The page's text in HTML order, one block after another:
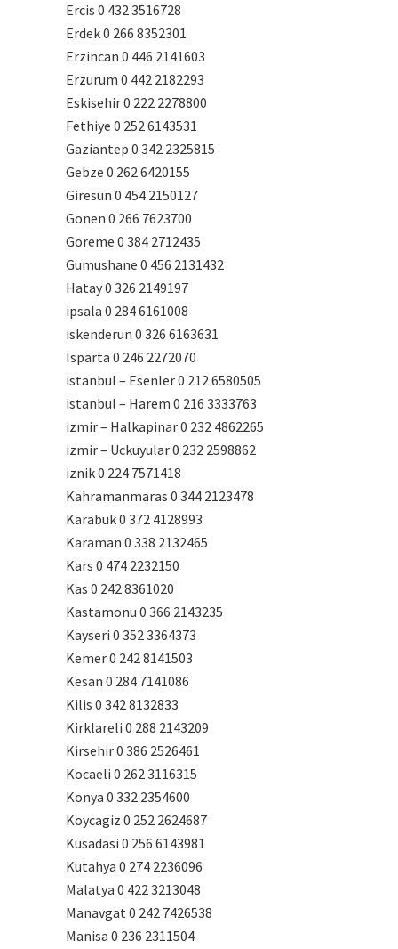
Ercis 0 432 3516728
Erdek 0 266 8352301
Erzincan 0 446 2141603
Erzurum 0 442 2182293
Eskisehir 0 222 2278800
Fethiye 0 252 6143531
Gaziantep 0 342 2325815
Gebze 0 262 6420155
Giresun 0 454 2150127
Gonen 0 266 7623700
Goreme 0 384 2712435
Gumushane 0 456 2131432
Hatay 0 326 2149197
ipsala 0 284 6161008
iskenderun 0 326 6163631
Isparta 0 246 2272070
istanbul – Esenler 0 212 6580505
istanbul – Harem 0 216 3333763
izmir – Halkapinar 0 232 4862265
izmir – Uckuyular 0 232 2598862
iznik 0 224 7571418
Kahramanmaras 0 344 2123478
Karabuk 0 372 4128993
Karaman 0 338 2132465
Kars 0 474 2232150
Kas 0 242 8361020
Kastamonu 0 366 2143235
Kayseri 0 352 3364373
Kemer 0 242 8141503
Kesan 0 284 7141086
Kilis 0 342 8132833
Kirklareli 0 288 2143209
Kirsehir 0 386 2526461
Kocaeli 0 262 3116315
Konya 0 332 2354600
Koycagiz 0 252 2624687
Kusadasi 0 256 6143981
Kutahya 0 274 2236096
Malatya 0 422 3213048
Manavgat 0 242 7426538
Manisa 0 236 2311504